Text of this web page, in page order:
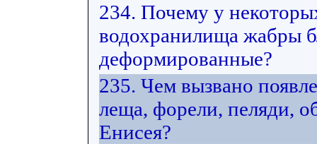
234. Почему у
водохранилища жабры
деформированные?
235. Чем вызвано
леща, форели, пеляди,
Енисея?